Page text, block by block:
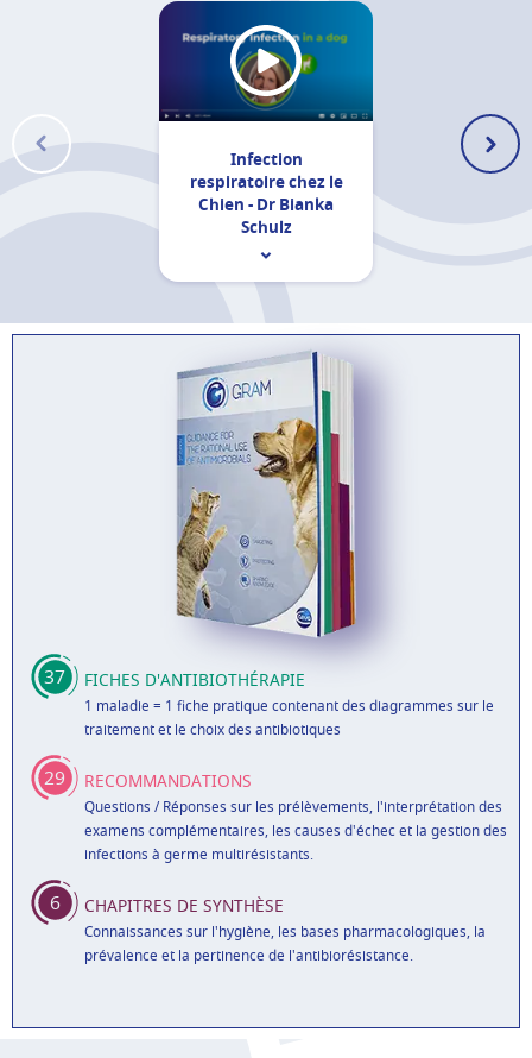
Infection
respiratoire chez le
Chien - Dr Bianka
Schulz
37 FICHES D'ANTIBIOTHÉRAPIE
1 maladie = 1 fiche pratique contenant des diagrammes sur le
traitement et le choix des antibiotiques
29 RECOMMANDATIONS
Questions / Réponses sur les prélèvements, l'interprétation des
examens complémentaires, les causes d'échec et la gestion des
infections à germe multirésistants.
6 CHAPITRES DE SYNTHÈSE
Connaissances sur l'hygiène, les bases pharmacologiques, la
prévalence et la pertinence de l'antibiorésistance.